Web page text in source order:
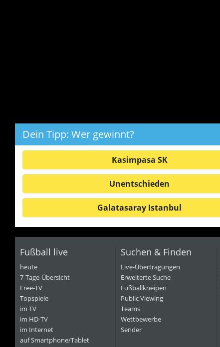
Dein Tipp: Wer gewinnt?
Kasimpasa SK
Unentschieden
Galatasaray Istanbul
Fußball live
heute
7-Tage-Übersicht
Free-TV
Topspiele
im TV
im HD-TV
im Internet
auf Smartphone/Tablet
Suchen & Finden
Live-Übertragungen
Erweiterte Suche
Fußballkneipen
Public Viewing
Teams
Wettbewerbe
Sender